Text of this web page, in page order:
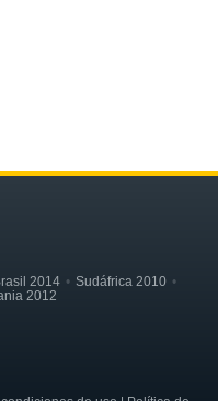
2014
Sudáfrica 2010
2012